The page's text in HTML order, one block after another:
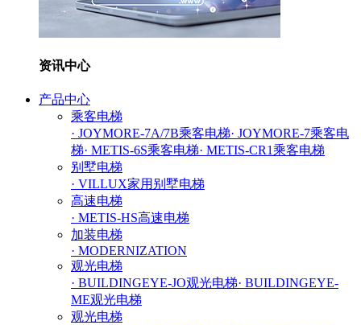
资讯中心
产品中心
乘客电梯
· JOYMORE-7A/7B乘客电梯· JOYMORE-7乘客电
梯· METIS-6S乘客电梯· METIS-CR1乘客电梯
别墅电梯
· VILLUX家用别墅电梯
高速电梯
· METIS-HS高速电梯
加装电梯
· MODERNIZATION
观光电梯
· BUILDINGEYE-JO观光电梯· BUILDINGEYE-
ME观光电梯
观光电梯